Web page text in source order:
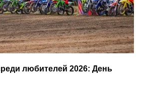
любителей 2026: День